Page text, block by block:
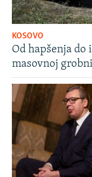
KOSOVO
Od hapšenja do
masovnoj